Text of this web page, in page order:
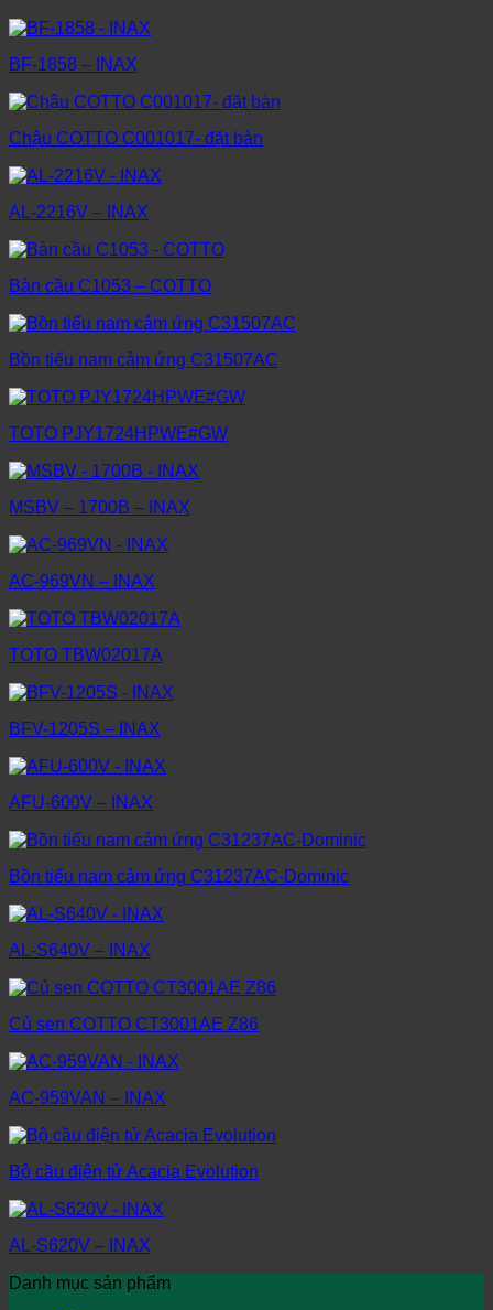
BF-1858 – INAX
Chậu COTTO C001017- đặt bàn
AL-2216V – INAX
Bàn cầu C1053 – COTTO
Bồn tiểu nam cảm ứng C31507AC
TOTO PJY1724HPWE#GW
MSBV – 1700B – INAX
AC-969VN – INAX
TOTO TBW02017A
BFV-1205S – INAX
AFU-600V – INAX
Bồn tiểu nam cảm ứng C31237AC-Dominic
AL-S640V – INAX
Củ sen COTTO CT3001AE Z86
AC-959VAN – INAX
Bộ cầu điện tử Acacia Evolution
AL-S620V – INAX
Danh mục sản phẩm